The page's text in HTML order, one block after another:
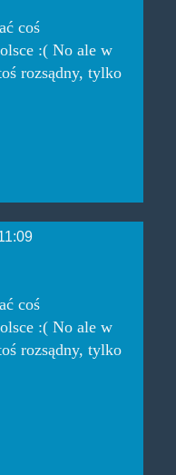
coś
:( No ale w
rozsądny, tylko
coś
:( No ale w
rozsądny, tylko